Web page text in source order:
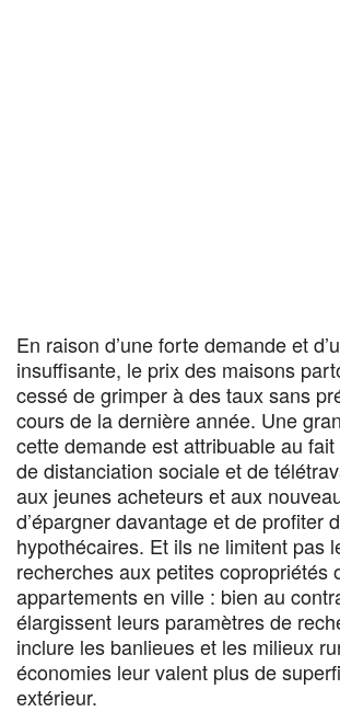
En raison d’une forte demande et
insuffisante, le prix des maisons
cessé de grimper à des taux sans
cours de la dernière année. Une
cette demande est attribuable au
de distanciation sociale et de
aux jeunes acheteurs et aux
d’épargner davantage et de profiter
hypothécaires. Et ils ne limitent pas
recherches aux petites copropriétés
appartements en ville : bien au
élargissent leurs paramètres de
inclure les banlieues et les milieux
économies leur valent plus de
extérieur.